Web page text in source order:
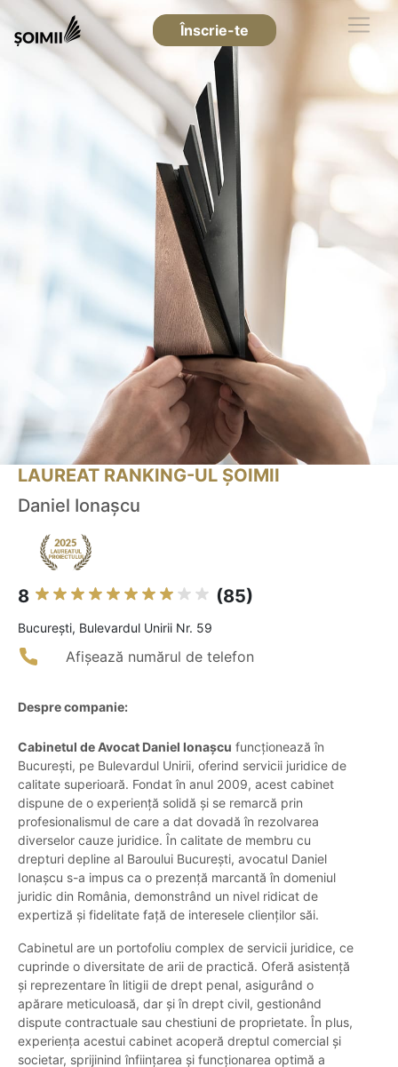
Înscrie-te
LAUREAT RANKING-UL ȘOIMII
Daniel Ionașcu
8 (85)
Bucureşti, Bulevardul Unirii Nr. 59
Afișează numărul de telefon
Despre companie:
Cabinetul de Avocat Daniel Ionașcu funcționează în
București, pe Bulevardul Unirii, oferind servicii juridice de
calitate superioară. Fondat în anul 2009, acest cabinet
dispune de o experiență solidă și se remarcă prin
profesionalismul de care a dat dovadă în rezolvarea
diverselor cauze juridice. În calitate de membru cu
drepturi depline al Baroului București, avocatul Daniel
Ionașcu s-a impus ca o prezență marcantă în domeniul
juridic din România, demonstrând un nivel ridicat de
expertiză și fidelitate față de interesele clienților săi.
Cabinetul are un portofoliu complex de servicii juridice, ce
cuprinde o diversitate de arii de practică. Oferă asistență
și reprezentare în litigii de drept penal, asigurând o
apărare meticuloasă, dar și în drept civil, gestionând
dispute contractuale sau chestiuni de proprietate. În plus,
experiența acestui cabinet acoperă dreptul comercial și
societar, sprijinind înființarea și funcționarea optimă a